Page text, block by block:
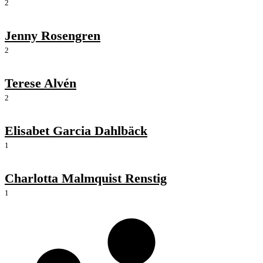
2
Jenny Rosengren
2
Terese Alvén
2
Elisabet Garcia Dahlbäck
1
Charlotta Malmquist Renstig
1